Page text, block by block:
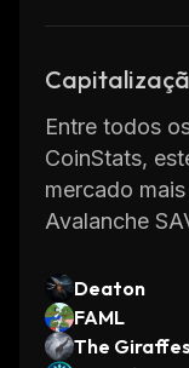
Entre todos
CoinStats,
mercado
Avalanche
Deaton
FAML
The Giraffes